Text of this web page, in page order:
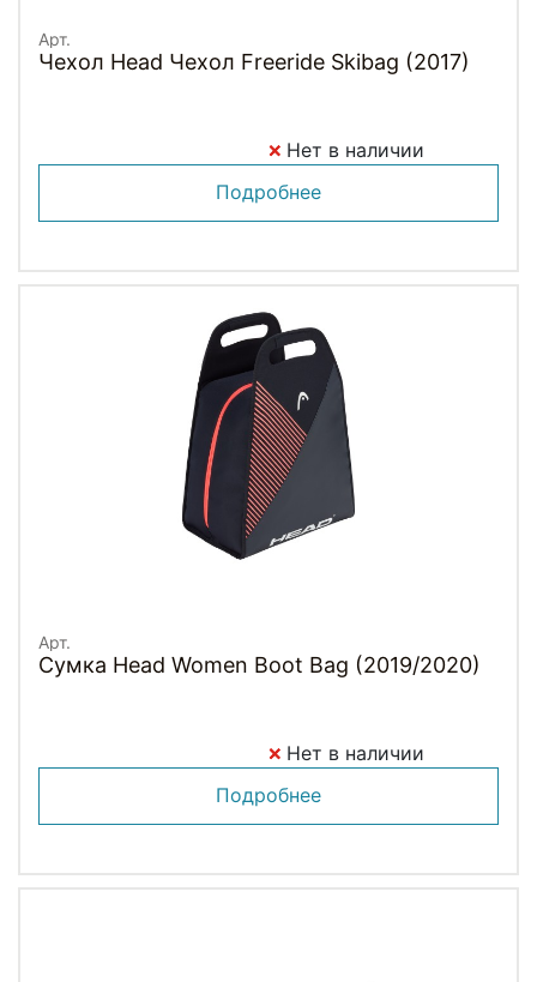
Арт.
Чехол Head Чехол Freeride Skibag (2017)
Нет в наличии
Подробнее
Арт.
Сумка Head Women Boot Bag (2019/2020)
Нет в наличии
Подробнее